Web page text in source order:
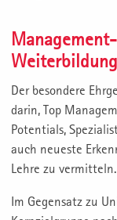
Der besondere
darin, Top
Potentials,
auch neueste
Lehre zu vermitteln.
Im Gegensatz zu